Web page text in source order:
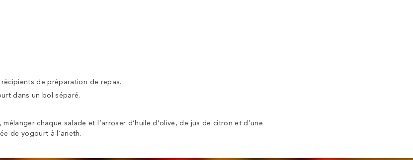
de préparation de repas.
dans un bol séparé.
chaque salade et l’arroser d’huile d’olive, de jus de citron et d’une
de yogourt à l’aneth.